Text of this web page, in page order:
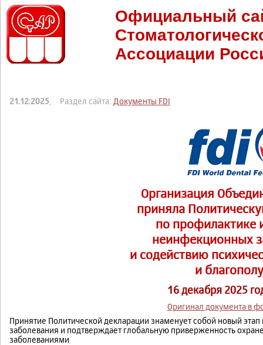
Официальный
Ассоциации
21.12.2025 , Раздел сайта: Документы FDI
Организация
приняла
по профилактике
неинфекционных
и содействию
и
16 декабря 2025
Оригинал документа в
Принятие Политической декларации знаменует собой новый
заболевания и подтверждает глобальную приверженность
заболеваниями